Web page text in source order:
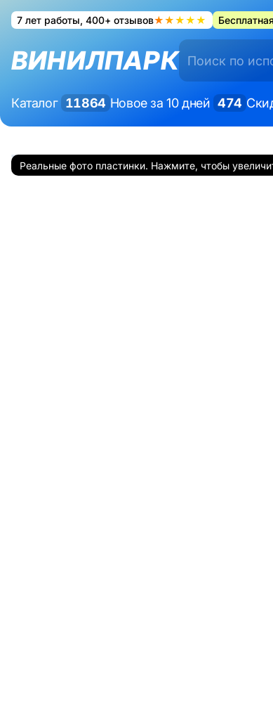
7 лет работы, 400+ отзывов★★★★★
ВИНИЛПАРК
Каталог 11864 Новое за 10 дней 474
Реальные фото пластинки. Нажмите, чтобы